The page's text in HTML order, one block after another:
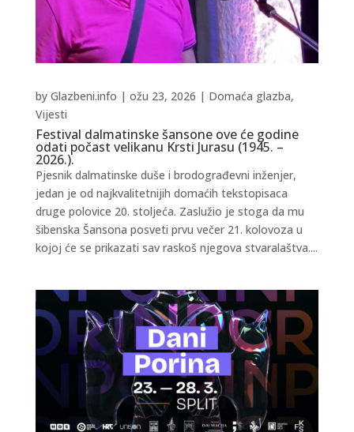
Festival dalmatinske šansone ove će godine
odati počast velikanu Krsti Jurasu (1945. –
2026.).
by Glazbeni.info | ožu 23, 2026 | Domaća glazba,
Vijesti
Pjesnik dalmatinske duše i brodograđevni inženjer,
jedan je od najkvalitetnijih domaćih tekstopisaca
druge polovice 20. stoljeća. Zaslužio je stoga da mu
šibenska Šansona posveti prvu večer 21. kolovoza u
kojoj će se prikazati sav raskoš njegova stvaralaštva....